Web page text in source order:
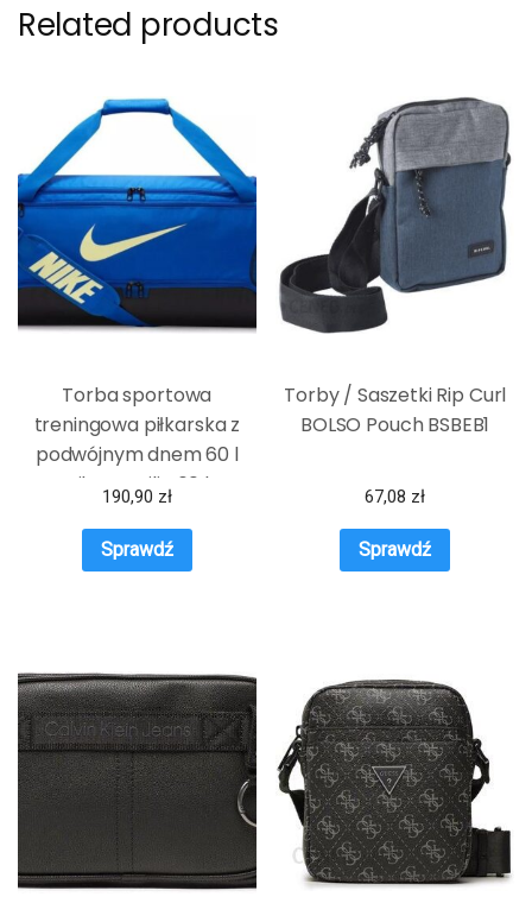
Related products
Torba sportowa
treningowa piłkarska z
podwójnym dnem 60 l
Nike Brasilia 60 l
Niebiesko-czarny
190,90 zł
Sprawdź
Torby / Saszetki Rip Curl
BOLSO Pouch BSBEB1
67,08 zł
Sprawdź